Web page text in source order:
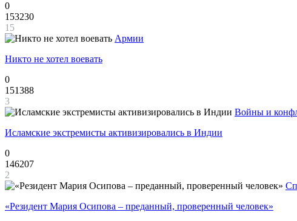
0
153230
15
Армии
Никто не хотел воевать
0
151388
3
Войны и
Исламские экстремисты активизировались в Индии
0
146207
2
«Резидент Мария Осипова – преданный, проверенный человек»